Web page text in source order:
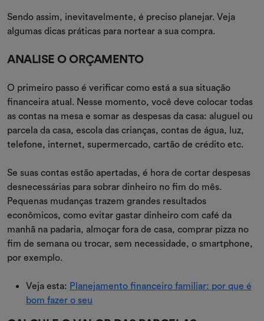
Sendo assim, inevitavelmente, é preciso planejar. Veja
algumas dicas práticas para nortear a sua compra.
ANALISE O ORÇAMENTO
O primeiro passo é verificar como está a sua situação
financeira atual. Nesse momento, você deve colocar todas
as contas na mesa e somar as despesas da casa: aluguel ou
parcela da casa, escola das crianças, contas de água, luz,
telefone, internet, supermercado, cartão de crédito etc.
Se suas contas estão apertadas, é hora de cortar despesas
desnecessárias para sobrar dinheiro no fim do mês.
Pequenas mudanças trazem grandes resultados
econômicos, como evitar gastar dinheiro com café da
manhã na padaria, almoçar fora de casa, comprar pizza no
fim de semana ou trocar, sem necessidade, o smartphone,
por exemplo.
Veja esta: Planejamento financeiro familiar: por que é
bom fazer o seu